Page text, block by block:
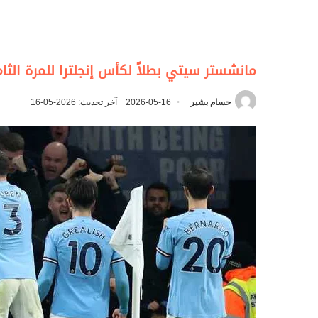
مانشستر سيتي بطلاً لكأس إنجلترا للمرة
حسام بشير 2026-05-16 آخر تحديث: 2026-05-16